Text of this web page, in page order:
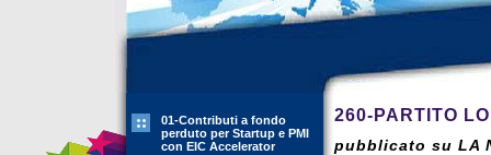
01-Contributi a fondo
perduto per Startup e PMI
con EIC Accelerator
260-PARTITO
pubblicato su LA